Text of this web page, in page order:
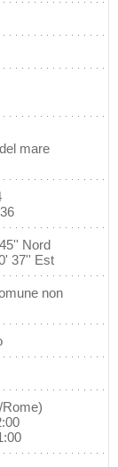
mare
Nord
37'' Est
non